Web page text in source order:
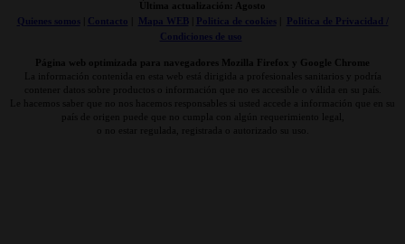
Última actualización: Agosto
Quienes somos| Contacto Mapa WEB| Politica de cookies|
Politica de Privacidad /
Condiciones de uso
Página web optimizada para navegadores Mozilla Firefox y Google Chrome
La información contenida en esta web está dirigida a profesionales sanitarios y podría
contener datos sobre productos o información que no es accesible o válida en su país.
Le hacemos saber que no nos hacemos responsables si usted accede a información que en su
país de origen puede que no cumpla con algún requerimiento legal,
o no estar regulada, registrada o autorizado su uso.